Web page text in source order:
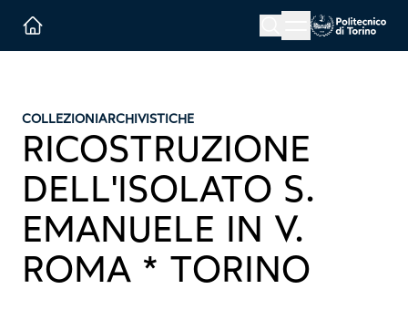
Menu button
COLLEZIONIARCHIVISTICHE
RICOSTRUZIONE
DELL'ISOLATO S.
EMANUELE IN V.
ROMA * TORINO